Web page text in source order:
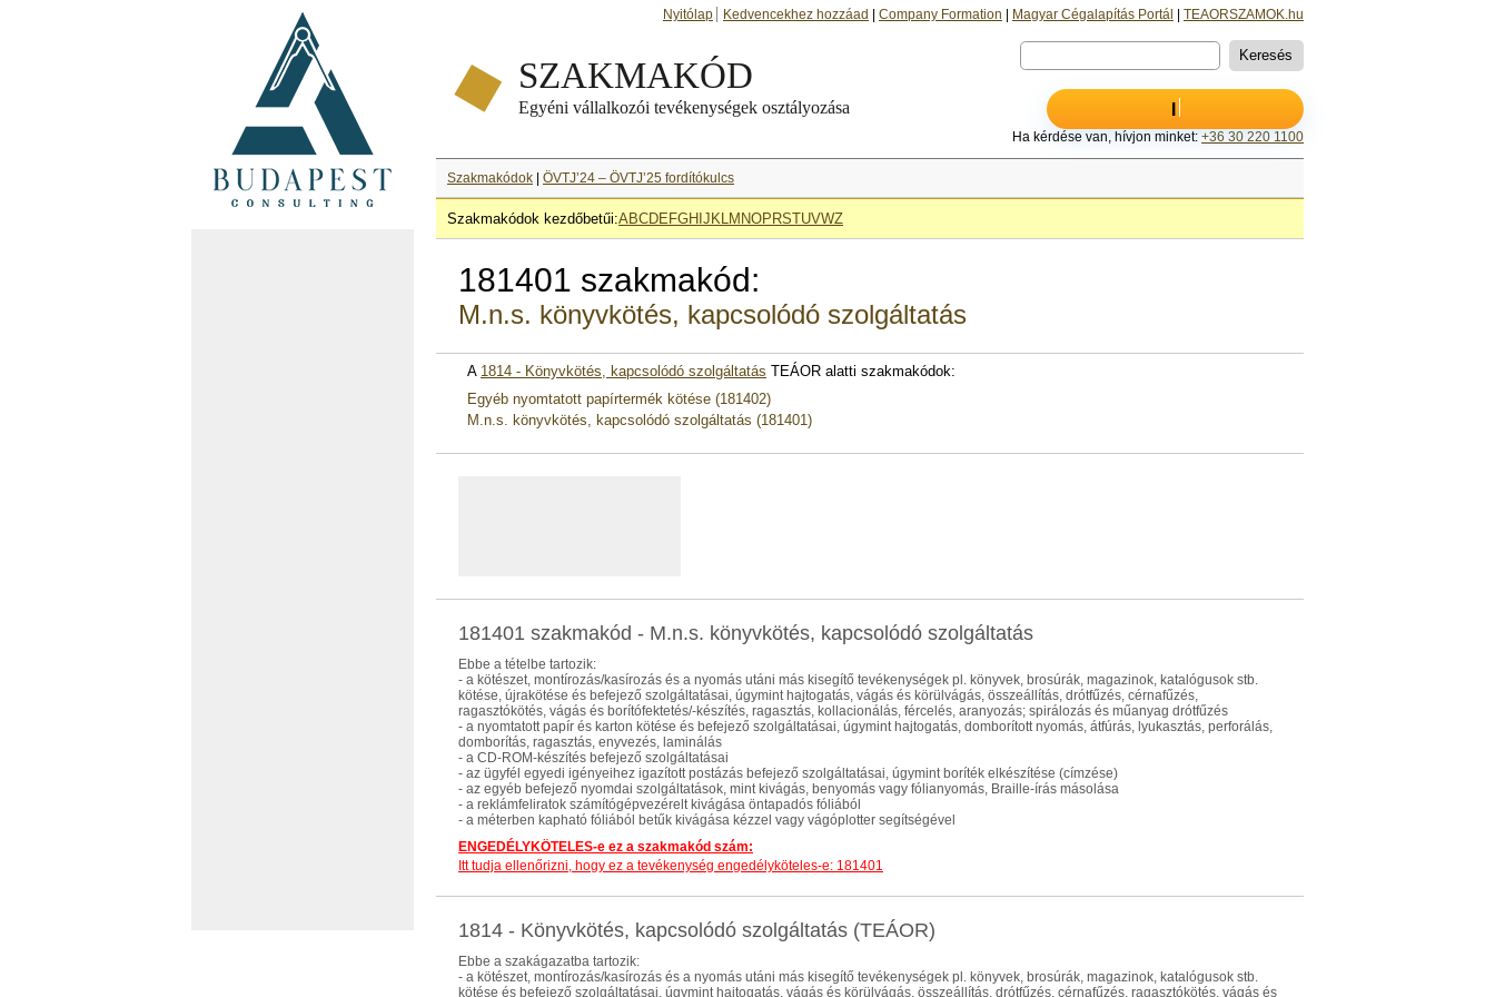
Nyitólap Kedvencekhez hozzáad Company Formation Magyar Cégalapítás Portál TEAORSZAMOK.hu
INGY
Ha kérdése van, hívjon minket: +36 30 220 1100
Szakmakódok ÖVTJ’24 – ÖVTJ’25 fordítókulcs
Szakmakódok kezdőbetűi:ABCDE FGH J KLM NOP RSTUVWZ
181401 szakmakód:
M.n.s. könyvkötés, kapcsolódó szolgáltatás
A 1814 - Könyvkötés, kapcsolódó szolgáltatás TEÁOR alatti szakmakódok:
Egyéb nyomtatott papírtermék kötése (181402)
M.n.s. könyvkötés, kapcsolódó szolgáltatás (181401)
181401 szakmakód - M.n.s. könyvkötés, kapcsolódó szolgáltatás
Ebbe a tételbe tartozik:
- a kötészet, montírozás/kasírozás és a nyomás utáni más kisegítő tevékenységek pl. könyvek, brosúrák, magazinok, katalógusok stb.
kötése, újrakötése és befejező szolgáltatásai, úgymint hajtogatás, vágás és körülvágás, összeállítás, drótfűzés, cérnafűzés,
ragasztókötés, vágás és borítófektetés/-készítés, ragasztás, kollacionálás, fércelés, aranyozás; spirálozás és műanyag drótfűzés
- a nyomtatott papír és karton kötése és befejező szolgáltatásai, úgymint hajtogatás, domborított nyomás, átfúrás, lyukasztás, perforálás,
domborítás, ragasztás, enyvezés, laminálás
- a CD-ROM-készítés befejező szolgáltatásai
- az ügyfél egyedi igényeihez igazított postázás befejező szolgáltatásai, úgymint boríték elkészítése (címzése)
- az egyéb befejező nyomdai szolgáltatások, mint kivágás, benyomás vagy fólianyomás, Braille-írás másolása
- a reklámfeliratok számítógépvezérelt kivágása öntapadós fóliából
- a méterben kapható fóliából betűk kivágása kézzel vagy vágóplotter segítségével
ENGEDÉLYKÖTELES-e ez a szakmakód szám:
Itt tudja ellenőrizni, hogy ez a tevékenység engedélyköteles-e: 181401
1814 - Könyvkötés, kapcsolódó szolgáltatás (TEÁOR)
Ebbe a szakágazatba tartozik:
- a kötészet, montírozás/kasírozás és a nyomás utáni más kisegítő tevékenységek pl. könyvek, brosúrák, magazinok, katalógusok stb.
kötése és befejező szolgáltatásai, úgymint hajtogatás, vágás és körülvágás, összeállítás, drótfűzés, cérnafűzés, ragasztókötés, vágás és